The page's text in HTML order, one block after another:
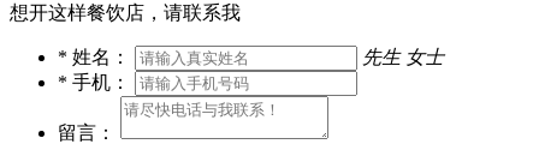
想开这样餐饮店，请联系我
* 姓名： 先生 女士
* 手机：
留言：